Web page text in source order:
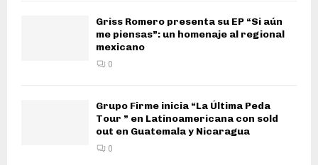
Griss Romero presenta su EP “Si aún
me piensas”: un homenaje al regional
mexicano
0
Grupo Firme inicia “La Última Peda
Tour ” en Latinoamericana con sold
out en Guatemala y Nicaragua
0